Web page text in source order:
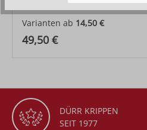
Varianten ab 14,50 €
Regulärer Preis:
49,50 €
DÜRR KRIPPEN
SEIT 1977